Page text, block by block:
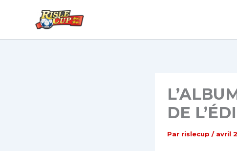
DE
Par rislecup / avril